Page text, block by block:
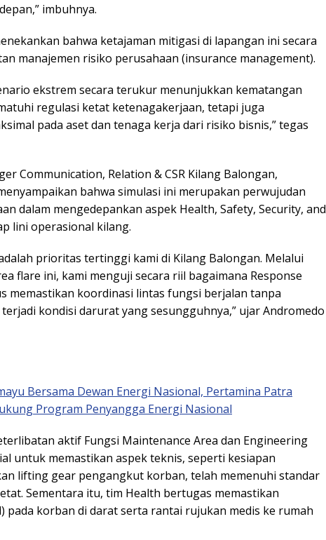
imbuhnya.
bahwa ketajaman mitigasi di lapangan ini secara
manajemen risiko perusahaan (insurance management).
ekstrem secara terukur menunjukkan kematangan
regulasi ketat ketenagakerjaan, tetapi juga
pada aset dan tenaga kerja dari risiko bisnis,” tegas
Communication, Relation & CSR Kilang Balongan,
bahwa simulasi ini merupakan perwujudan
dalam mengedepankan aspek Health, Safety, Security, and
lini operasional kilang.
prioritas tertinggi kami di Kilang Balongan. Melalui
flare ini, kami menguji secara riil bagaimana Response
memastikan koordinasi lintas fungsi berjalan tanpa
kondisi darurat yang sesungguhnya,” ujar Andromedo
Bersama Dewan Energi Nasional, Pertamina Patra
Program Penyangga Energi Nasional
aktif Fungsi Maintenance Area dan Engineering
untuk memastikan aspek teknis, seperti kesiapan
lifting gear pengangkut korban, telah memenuhi standar
Sementara itu, tim Health bertugas memastikan
pada korban di darat serta rantai rujukan medis ke rumah